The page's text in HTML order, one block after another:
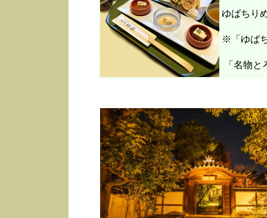
ゆばちり
※「ゆば
「名物と